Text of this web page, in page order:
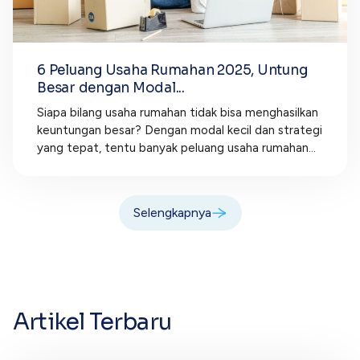
6 Peluang Usaha Rumahan 2025, Untung
Besar dengan Modal...
Siapa bilang usaha rumahan tidak bisa menghasilkan
keuntungan besar? Dengan modal kecil dan strategi
yang tepat, tentu banyak peluang usaha rumahan...
Selengkapnya
Artikel Terbaru